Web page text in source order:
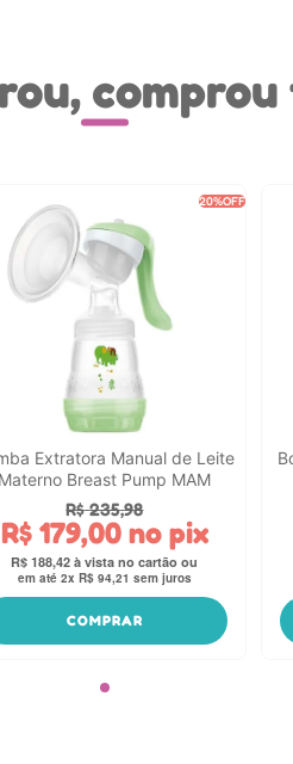
20%OFF
Extratora Manual de Leite
Materno Breast Pump MAM
R$ 235,98
R$ 179,00no pix
R$ 188,42
em até 2x R$ 94,21 sem juros
COMPRAR